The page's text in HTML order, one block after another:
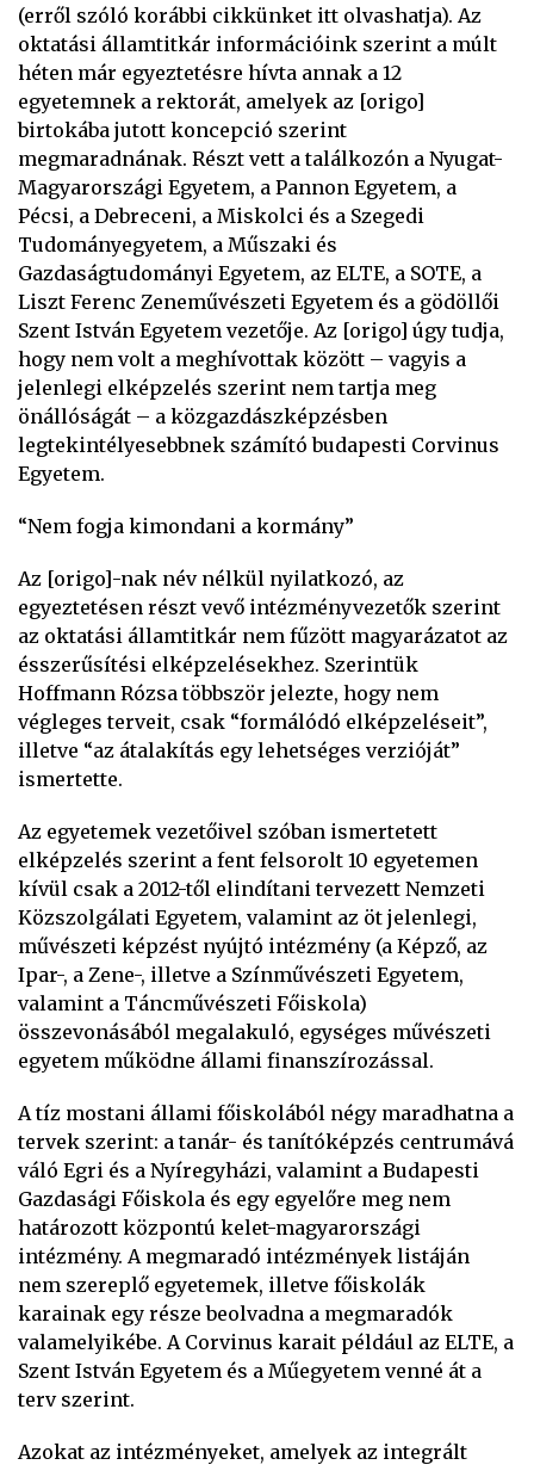
(erről szóló korábbi cikkünket itt olvashatja). Az
oktatási államtitkár információink szerint a múlt
héten már egyeztetésre hívta annak a 12
egyetemnek a rektorát, amelyek az [origo]
birtokába jutott koncepció szerint
megmaradnának. Részt vett a találkozón a Nyugat-
Magyarországi Egyetem, a Pannon Egyetem, a
Pécsi, a Debreceni, a Miskolci és a Szegedi
Tudományegyetem, a Műszaki és
Gazdaságtudományi Egyetem, az ELTE, a SOTE, a
Liszt Ferenc Zeneművészeti Egyetem és a gödöllői
Szent István Egyetem vezetője. Az [origo] úgy tudja,
hogy nem volt a meghívottak között – vagyis a
jelenlegi elképzelés szerint nem tartja meg
önállóságát – a közgazdászképzésben
legtekintélyesebbnek számító budapesti Corvinus
Egyetem.
“Nem fogja kimondani a kormány”
Az [origo]-nak név nélkül nyilatkozó, az
egyeztetésen részt vevő intézményvezetők szerint
az oktatási államtitkár nem fűzött magyarázatot az
ésszerűsítési elképzelésekhez. Szerintük
Hoffmann Rózsa többször jelezte, hogy nem
végleges terveit, csak “formálódó elképzeléseit”,
illetve “az átalakítás egy lehetséges verzióját”
ismertette.
Az egyetemek vezetőivel szóban ismertetett
elképzelés szerint a fent felsorolt 10 egyetemen
kívül csak a 2012-től elindítani tervezett Nemzeti
Közszolgálati Egyetem, valamint az öt jelenlegi,
művészeti képzést nyújtó intézmény (a Képző, az
Ipar-, a Zene-, illetve a Színművészeti Egyetem,
valamint a Táncművészeti Főiskola)
összevonásából megalakuló, egységes művészeti
egyetem működne állami finanszírozással.
A tíz mostani állami főiskolából négy maradhatna a
tervek szerint: a tanár- és tanítóképzés centrumává
váló Egri és a Nyíregyházi, valamint a Budapesti
Gazdasági Főiskola és egy egyelőre meg nem
határozott központú kelet-magyarországi
intézmény. A megmaradó intézmények listáján
nem szereplő egyetemek, illetve főiskolák
karainak egy része beolvadna a megmaradók
valamelyikébe. A Corvinus karait például az ELTE, a
Szent István Egyetem és a Műegyetem venné át a
terv szerint.
Azokat az intézményeket, amelyek az integrált